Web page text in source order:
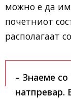
можно е да
почетниот
располагаат
– Знаеме
натпревар.